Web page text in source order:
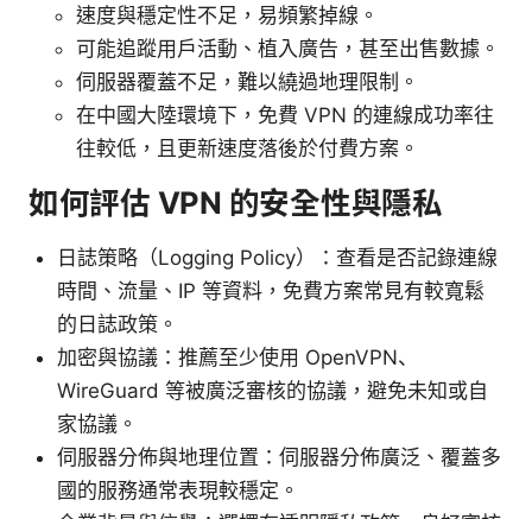
速度與穩定性不足，易頻繁掉線。
可能追蹤用戶活動、植入廣告，甚至出售數據。
伺服器覆蓋不足，難以繞過地理限制。
在中國大陸環境下，免費 VPN 的連線成功率往
往較低，且更新速度落後於付費方案。
如何評估 VPN 的安全性與隱私
日誌策略（Logging Policy）：查看是否記錄連線
時間、流量、IP 等資料，免費方案常見有較寬鬆
的日誌政策。
加密與協議：推薦至少使用 OpenVPN、
WireGuard 等被廣泛審核的協議，避免未知或自
家協議。
伺服器分佈與地理位置：伺服器分佈廣泛、覆蓋多
國的服務通常表現較穩定。